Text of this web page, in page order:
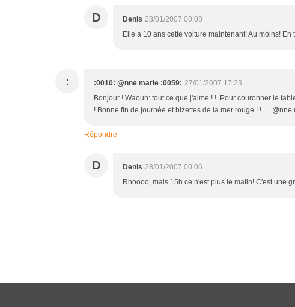
D Denis 28/01/2007 00:08
Elle a 10 ans cette voiture maintenant! Au moins!
: :0010: @nne marie :0059: 27/01/2007 17:23
Bonjour ! Waouh: tout ce que j'aime ! ! Pour couronner le
! Bonne fin de journée et bizettes de la mer rouge ! ! @nne
Répondre
D Denis 28/01/2007 00:06
Rhoooo, mais 15h ce n'est plus le matin! C'est une